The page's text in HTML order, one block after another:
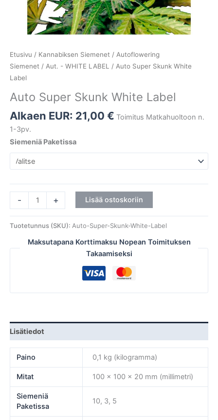
Etusivu / Kannabiksen Siemenet / Autoflowering
Siemenet / Aut. - WHITE LABEL / Auto Super Skunk White
Label
Auto Super Skunk White Label
Alkaen EUR: 21,00 € Toimitus Matkahuoltoon n.
1-3pv.
Siemeniä Paketissa
- + Lisää ostoskoriin
Tuotetunnus (SKU): Auto-Super-Skunk-White-Label
Maksutapana Korttimaksu Nopean Toimituksen
Takaamiseksi
Lisätiedot
Paino 0,1 kg (kilogramma)
Mitat 100 × 100 × 20 mm (millimetri)
Siemeniä
Paketissa
10, 3, 5